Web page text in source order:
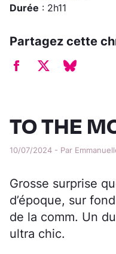
TO THE
10/07/2024 - Par
Grosse surprise
d’époque, sur
de la comm. Un
ultra chic.
Durée : 2h11
Partagez cette